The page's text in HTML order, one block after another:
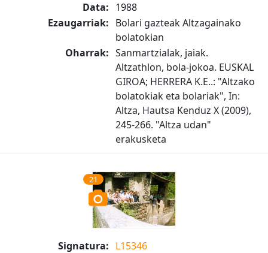
Data: 1988
Ezaugarriak: Bolari gazteak Altzagainako
bolatokian
Oharrak: Sanmartzialak, jaiak.
Altzathlon, bola-jokoa. EUSKAL
GIROA; HERRERA K.E..: "Altzako
bolatokiak eta bolariak", In:
Altza, Hautsa Kenduz X (2009),
245-266. "Altza udan"
erakusketa
21
Signatura: L15346